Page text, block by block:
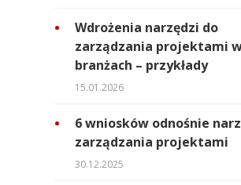
Wdrożenia narzędzi do
zarządzania projektami
branżach – przykłady
15.01.2026
6 wniosków odnośnie
zarządzania projektami
30.12.2025